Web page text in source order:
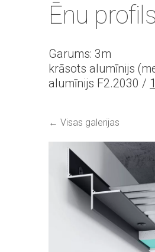
Ēnu
Garums: 3m
krāsots alumīnijs
alumīnijs F2.2030 /
Visas galerijas